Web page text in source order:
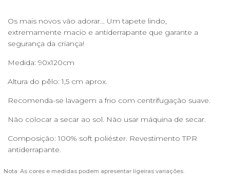
Os mais novos vão adorar… Um tapete lindo,
extremamente macio e antiderrapante que garante a
segurança da criança!
Medida: 90x120cm
Altura do pêlo: 1,5 cm aprox.
Recomenda-se lavagem a frio com centrifugação suave.
Não colocar a secar ao sol. Não usar máquina de secar.
Composição: 100% soft poliéster. Revestimento TPR
antiderrapante.
Nota: As cores e medidas podem apresentar ligeiras variações.